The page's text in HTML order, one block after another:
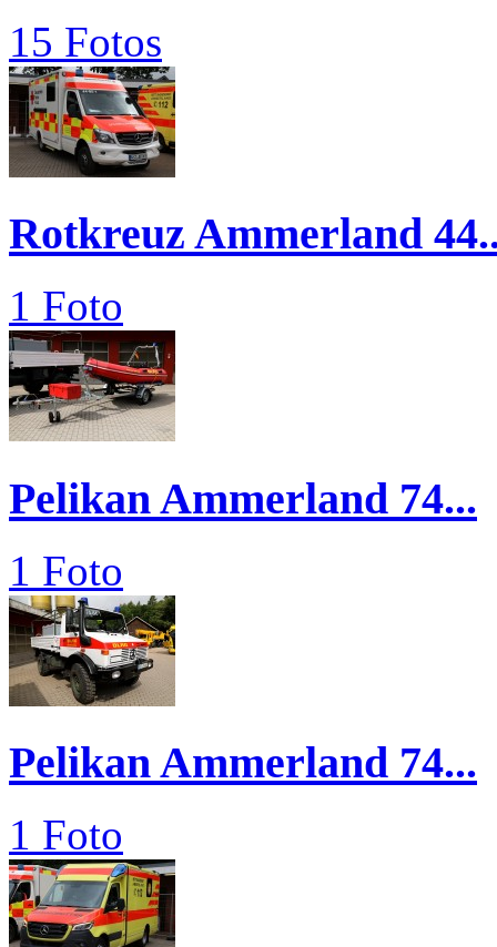
15 Fotos
Rotkreuz Ammerland
1 Foto
Pelikan Ammerland 74...
1 Foto
Pelikan Ammerland 74...
1 Foto